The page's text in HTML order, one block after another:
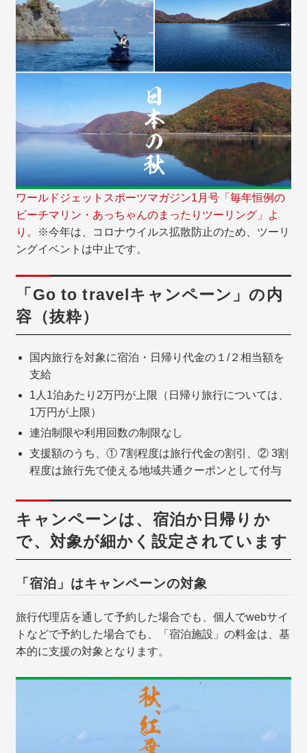
ワールドジェットスポーツマガジン1月号「毎年恒例の
ビーチマリン・あっちゃんのまったりツーリング」よ
り。 ※今年は、コロナウイルス拡散防止のため、ツーリ
ングイベントは中止です。
「Go to travelキャンペーン」の内
容（抜粋）
国内旅行を対象に宿泊・日帰り代金の１/２相当額を
支給
1人1泊あたり2万円が上限（日帰り旅行については、
1万円が上限）
連泊制限や利用回数の制限なし
支援額のうち、① 7割程度は旅行代金の割引、② 3割
程度は旅行先で使える地域共通クーポンとして付与
キャンペーンは、宿泊か日帰りか
で、対象が細かく設定されています
「宿泊」はキャンペーンの対象
旅行代理店を通して予約した場合でも、個人でwebサイ
トなどで予約した場合でも、「宿泊施設」の料金は、基
本的に支援の対象となります。